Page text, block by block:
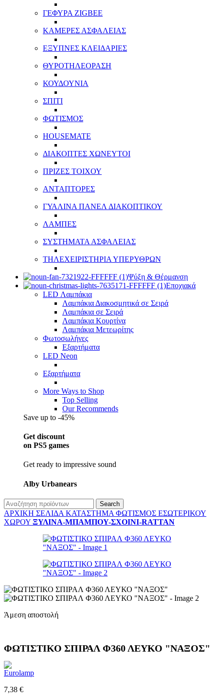
ΓΕΦΥΡΑ ZIGBEE
ΚΑΜΕΡΕΣ ΑΣΦΑΛΕΙΑΣ
ΕΞΥΠΝΕΣ ΚΛΕΙΔΑΡΙΕΣ
ΘΥΡΟΤΗΛΕΟΡΑΣΗ
ΚΟΥΔΟΥΝΙΑ
ΣΠΙΤΙ
ΦΩΤΙΣΜΟΣ
HOUSEMATE
ΔΙΑΚΟΠΤΕΣ ΧΩΝΕΥΤΟΙ
ΠΡΙΖΕΣ ΤΟΙΧΟΥ
ΑΝΤΑΠΤΟΡΕΣ
ΓΥΑΛΙΝΑ ΠΑΝΕΛ ΔΙΑΚΟΠΤΙΚΟΥ
ΛΑΜΠΕΣ
ΣΥΣΤΗΜΑΤΑ ΑΣΦΑΛΕΙΑΣ
ΤΗΛΕΧΕΙΡΙΣΤΗΡΙΑ ΥΠΕΡΥΘΡΩΝ
Ψύξη & Θέρμανση
Εποχιακά
LED Λαμπάκια
Λαμπάκια Διακοσμητικά σε Σειρά
Λαμπάκια σε Σειρά
Λαμπάκια Κουρτίνα
Λαμπάκια Μετεωρίτης
Φωτοσωλήνες
Εξαρτήματα
LED Neon
Εξαρτήματα
More Ways to Shop
Top Selling
Our Recommends
Save up to -45%
Get discount
on PS5 games
Get ready to impressive sound
Alby Urbanears
Search
ΑΡΧΙΚΉ ΣΕΛΊΔΑ ΚΑΤΆΣΤΗΜΑ ΦΩΤΙΣΜΌΣ ΕΣΩΤΕΡΙΚΟΎ
ΧΏΡΟΥ ΞΎΛΙΝΑ-ΜΠΑΜΠΟΎ-ΣΧΟΙΝΊ-RATTAN
Άμεση αποστολή
ΦΩΤΙΣΤΙΚΟ ΣΠΙΡΑΛ Φ360 ΛΕΥΚΟ "ΝΑΞΟΣ"
7,38 €